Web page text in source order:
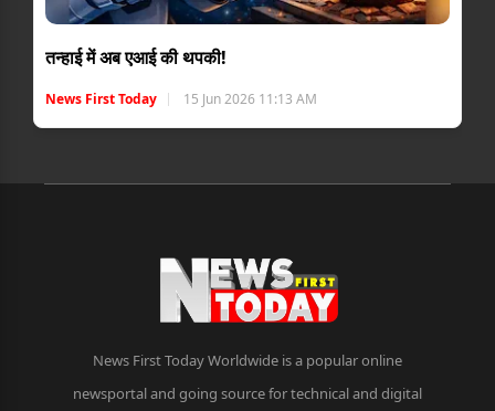
तन्हाई में अब एआई की थपकी!
News First Today 15 Jun 2026 11:13 AM
News First Today Worldwide is a popular online
newsportal and going source for technical and digital